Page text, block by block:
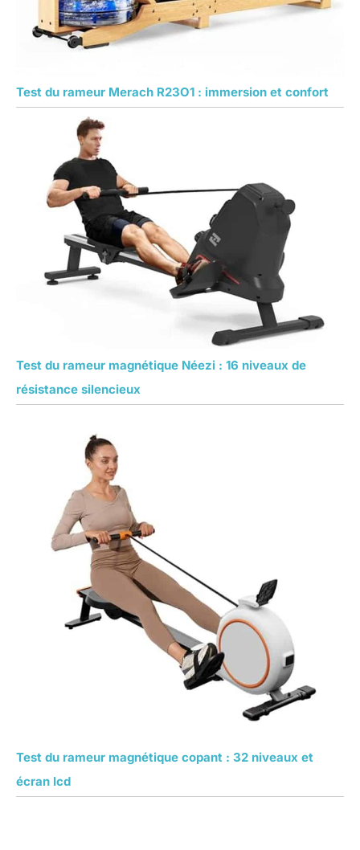
commencer votre
voyage de remise en
forme sans délai!
Test du rameur Merach R23O1 : immersion et confort
Test du rameur magnétique Néezi : 16 niveaux de
résistance silencieux
Test du rameur magnétique copant : 32 niveaux et
écran lcd